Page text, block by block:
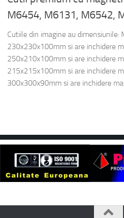
M6454, M6131, M6542,
Cutiile din imagine au dimensiunile:
230x230x100mm si are inchidere
250x210x100mm si are inchidere
215x215x100mm si are inchidere
300x300x90mm si are inchidere